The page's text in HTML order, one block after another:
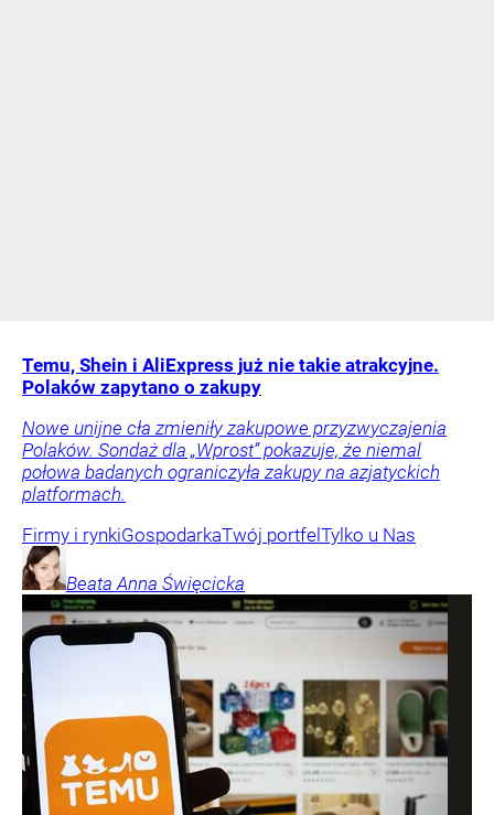
Temu, Shein i AliExpress już nie takie atrakcyjne.
Polaków zapytano o zakupy
Nowe unijne cła zmieniły zakupowe przyzwyczajenia
Polaków. Sondaż dla „Wprost” pokazuje, że niemal
połowa badanych ograniczyła zakupy na azjatyckich
platformach.
Firmy i rynkiGospodarkaTwój portfel Tylko u Nas
Beata Anna Święcicka